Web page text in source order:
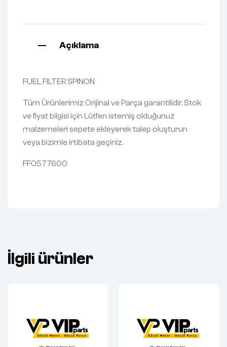
Açıklama
FUEL FILTER SPINON
Tüm Ürünlerimiz Orijinal ve Parça garantilidir. Stok
ve fiyat bilgisi için Lütfen istemiş olduğunuz
malzemeleri sepete ekleyerek talep oluşturun
veya bizimle irtibata geçiniz.
FF0577600
İlgili ürünler